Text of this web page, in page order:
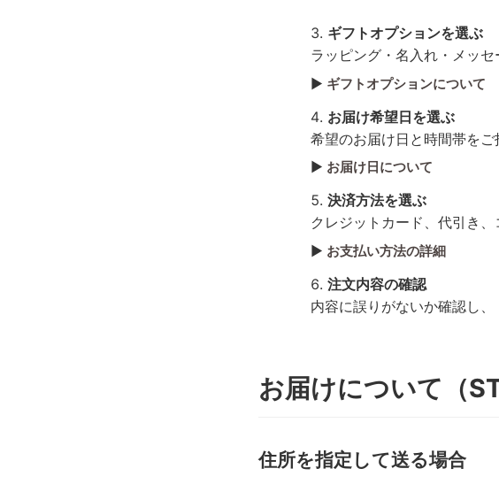
ギフトオプションを選ぶ
ラッピング・名入れ・メッ
▶︎ ギフトオプションについて
お届け希望日を選ぶ
希望のお届け日と時間帯をご
▶︎ お届け日について
決済方法を選ぶ
クレジットカード、代引き
▶︎ お支払い方法の詳細
注文内容の確認
内容に誤りがないか確認し
お届けについて（
住所を指定して送る場合